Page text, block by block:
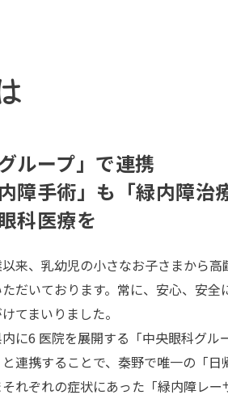
ループ」で連携
障手術」も「緑内障治
科医療を
来、乳幼児の小さなお子さまから高
だいております。常に、安心、安全
てまいりました。
に6 医院を展開する「中央眼科グル
と連携することで、秦野で唯一の「
れぞれの症状にあった「緑内障レー